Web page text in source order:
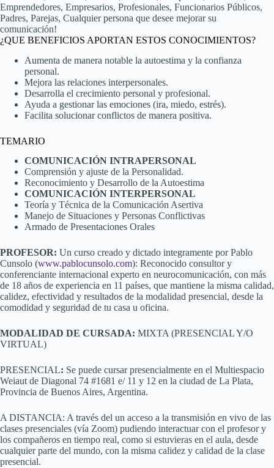
Emprendedores, Empresarios, Profesionales, Funcionarios Públicos,
Padres, Parejas, Cualquier persona que desee mejorar su
comunicación!
¿QUE BENEFICIOS APORTAN ESTOS CONOCIMIENTOS?
Aumenta de manera notable la autoestima y la confianza
personal.
Mejora las relaciones interpersonales.
Desarrolla el crecimiento personal y profesional.
Ayuda a gestionar las emociones (ira, miedo, estrés).
Facilita solucionar conflictos de manera positiva.
TEMARIO
COMUNICACIÓN INTRAPERSONAL
Comprensión y ajuste de la Personalidad.
Reconocimiento y Desarrollo de la Autoestima
COMUNICACIÓN INTERPERSONAL
Teoría y Técnica de la Comunicación Asertiva
Manejo de Situaciones y Personas Conflictivas
Armado de Presentaciones Orales
PROFESOR: Un curso creado y dictado integramente por Pablo
Cunsolo (www.pablocunsolo.com): Reconocido consultor y
conferenciante internacional experto en neurocomunicación, con más
de 18 años de experiencia en 11 países, que mantiene la misma calidad,
calidez, efectividad y resultados de la modalidad presencial, desde la
comodidad y seguridad de tu casa u oficina.
MODALIDAD DE CURSADA: MIXTA (PRESENCIAL Y/O
VIRTUAL)
PRESENCIAL: Se puede cursar presencialmente en el Multiespacio
Weiaut de Diagonal 74 #1681 e/ 11 y 12 en la ciudad de La Plata,
Provincia de Buenos Aires, Argentina.
A DISTANCIA: A través del un acceso a la transmisión en vivo de las
clases presenciales (vía Zoom) pudiendo interactuar con el profesor y
los compañeros en tiempo real, como si estuvieras en el aula, desde
cualquier parte del mundo, con la misma calidez y calidad de la clase
presencial.